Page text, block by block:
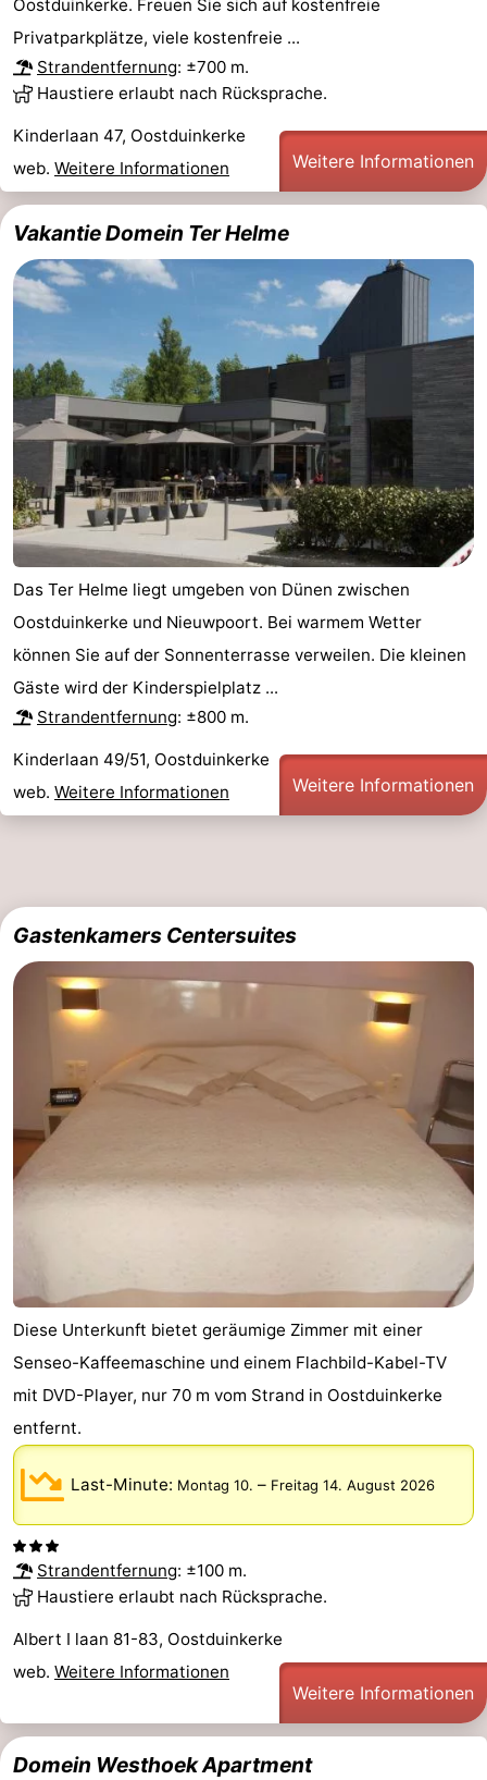
Oostduinkerke. Freuen Sie sich auf kostenfreie
Privatparkplätze, viele kostenfreie ...
Strandentfernung: ±700 m.
Haustiere erlaubt nach Rücksprache.
Kinderlaan 47, Oostduinkerke
web. Weitere Informationen Weitere Informationen
Vakantie Domein Ter Helme
Das Ter Helme liegt umgeben von Dünen zwischen
Oostduinkerke und Nieuwpoort. Bei warmem Wetter
können Sie auf der Sonnenterrasse verweilen. Die kleinen
Gäste wird der Kinderspielplatz ...
Strandentfernung: ±800 m.
Kinderlaan 49/51, Oostduinkerke
web. Weitere Informationen Weitere Informationen
Gastenkamers Centersuites
Diese Unterkunft bietet geräumige Zimmer mit einer
Senseo-Kaffeemaschine und einem Flachbild-Kabel-TV
mit DVD-Player, nur 70 m vom Strand in Oostduinkerke
entfernt.
Last-Minute: Montag 10. – Freitag 14. August 2026
Strandentfernung: ±100 m.
Haustiere erlaubt nach Rücksprache.
Albert I laan 81-83, Oostduinkerke
web. Weitere Informationen
Weitere Informationen
Domein Westhoek Apartment